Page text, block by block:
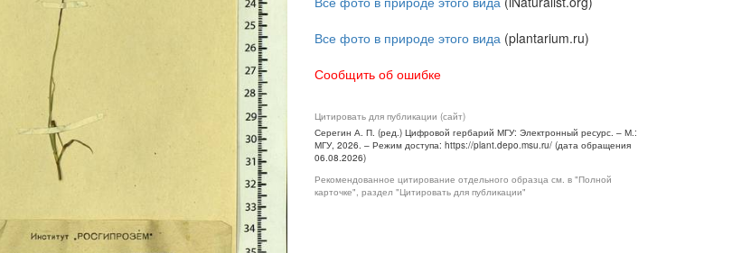
Все фото в природе этого вида (plantarium.ru)
Сообщить об ошибке
Цитировать для публикации (сайт)
Серегин А. П. (ред.) Цифровой гербарий МГУ: Электронный ресурс. – М.:
МГУ, 2026. – Режим доступа: https://plant.depo.msu.ru/ (дата обращения
06.08.2026)
Рекомендованное цитирование отдельного образца см. в "Полной
карточке", раздел "Цитировать для публикации"